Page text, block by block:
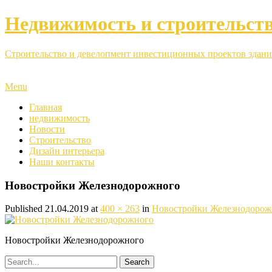
Недвижимость и
Строительство и девелопмент инвестиционных проектов
Menu
Главная
недвижимость
Новости
Строительство
Дизайн интерьера
Наши контакты
Новостройки Железнодорожного
Published 21.04.2019 at 400 × 263 in Новостройки
Новостройки Железнодорожного